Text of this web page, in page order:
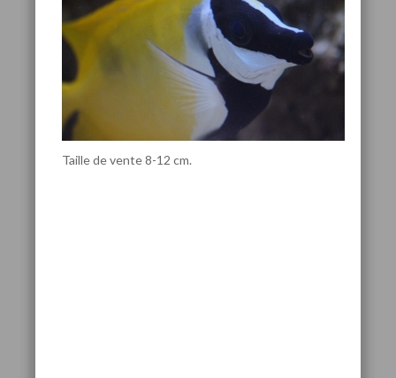
Canthigaster valentini
Taille de vente 8-12 cm.